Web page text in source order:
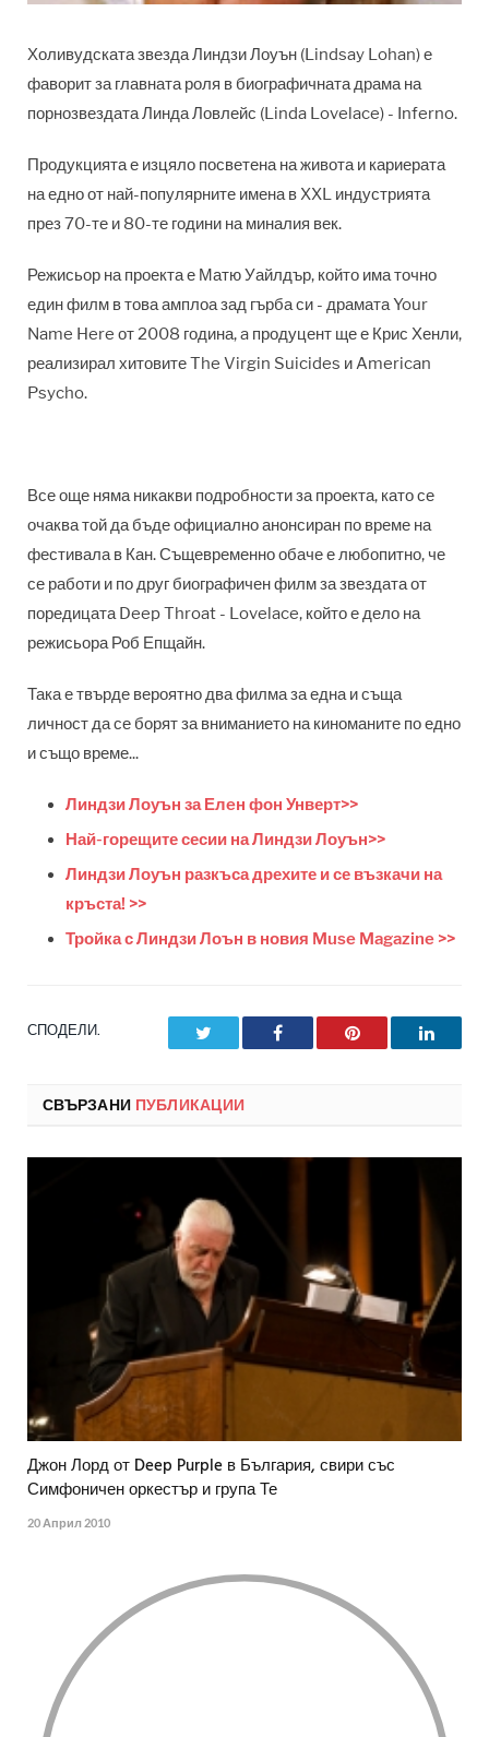
Холивудската звезда Линдзи Лоуън (Lindsay Lohan) е
фаворит за главната роля в биографичната драма на
порнозвездата Линда Ловлейс (Linda Lovelace) - Inferno.
Продукцията е изцяло посветена на живота и кариерата
на едно от най-популярните имена в XXL индустрията
през 70-те и 80-те години на миналия век.
Режисьор на проекта е Матю Уайлдър, който има точно
един филм в това амплоа зад гърба си - драмата Your
Name Here от 2008 година, a продуцент ще е Крис Хенли,
реализирал хитовите The Virgin Suicides и American
Psycho.
Все още няма никакви подробности за проекта, като се
очаква той да бъде официално анонсиран по време на
фестивала в Кан. Същевременно обаче е любопитно, че
се работи и по друг биографичен филм за звездата от
поредицата Deep Throat - Lovelace, който е дело на
режисьора Роб Епщайн.
Така е твърде вероятно два филма за една и съща
личност да се борят за вниманието на киноманите по едно
и също време...
Линдзи Лоуън за Елeн фон Унверт>>
Най-горещите сесии на Линдзи Лоуън>>
Линдзи Лоуън разкъса дрехите и се възкачи на
кръста! >>
Тройка с Линдзи Лоън в новия Muse Magazine >>
СПОДЕЛИ. Facebook Pinterest
СВЪРЗАНИ ПУБЛИКАЦИИ
Джон Лорд от Deep Purple в България, свири със
Симфоничен оркестър и група Те
20 Април 2010